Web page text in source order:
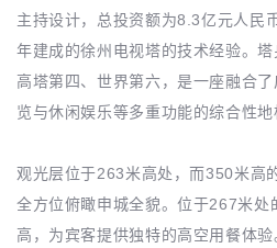
主持设计，总投资额为8.3亿元人民
年建成的徐州电视塔的技术经验。
高塔第四、世界第六，是一座融合
览与休闲娱乐等多重功能的综合性地
观光层位于263米高处，而350米高
全方位俯瞰申城全貌。位于267米处
高，为宾客提供独特的高空用餐体